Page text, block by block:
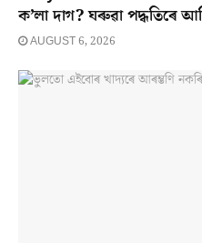
ক’লা দাগ? ঘৰুৱা পদ্ধতিৰে
AUGUST 6, 2026